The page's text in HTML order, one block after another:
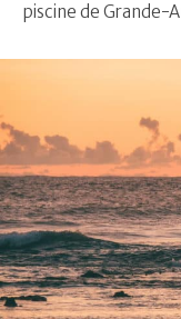
piscine de Grande-